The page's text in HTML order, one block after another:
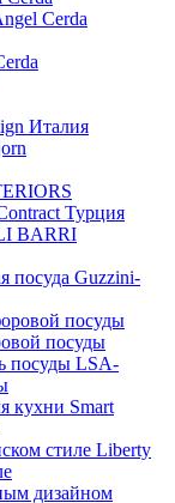
Cerda
Италия
Турция
BARRI
Guzzini-
посуды
LSA-
Smart
Liberty